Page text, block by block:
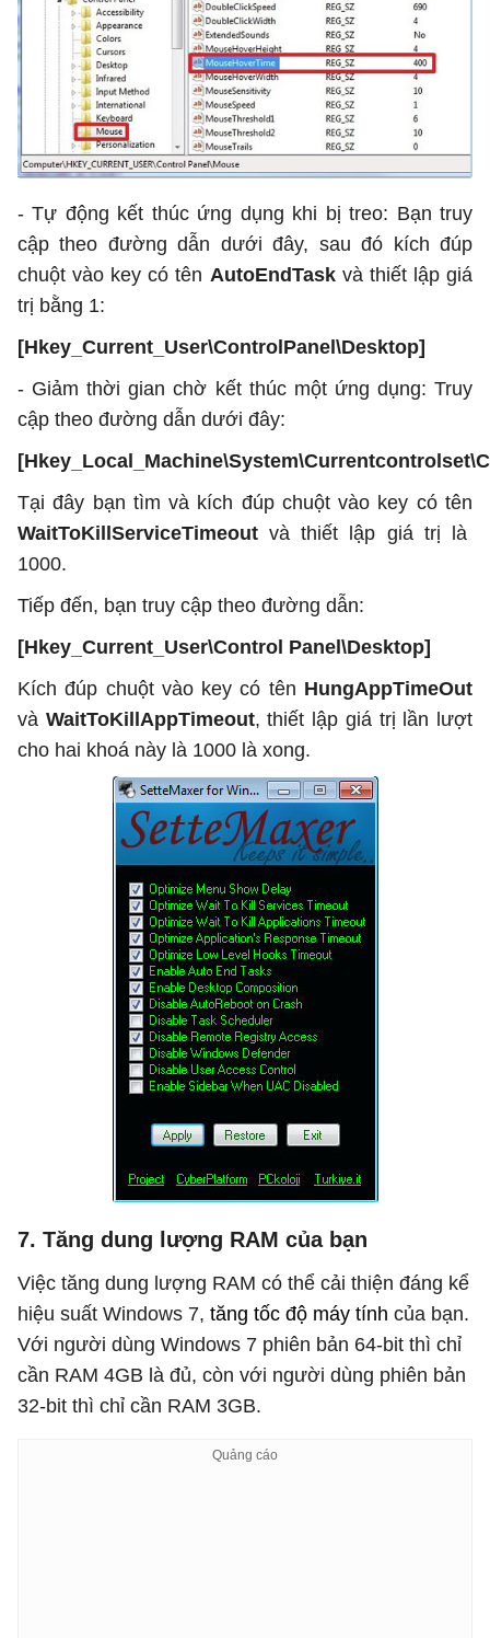
- Tự động kết thúc ứng dụng khi bị treo: Bạn truy
cập theo đường dẫn dưới đây, sau đó kích đúp
chuột vào key có tên AutoEndTaskvà thiết lập giá
trị bằng 1:
[Hkey_Current_User\ControlPanel\Desktop]
- Giảm thời gian chờ kết thúc một ứng dụng: Truy
cập theo đường dẫn dưới đây:
Tại đây bạn tìm và kích đúp chuột vào key có tên
WaitToKillServiceTimeout và thiết lập giá trị là
1000.
Tiếp đến, bạn truy cập theo đường dẫn:
[Hkey_Current_User\Control Panel\Desktop]
Kích đúp chuột vào key có tên HungAppTimeOut
và WaitToKillAppTimeout, thiết lập giá trị lần lượt
cho hai khoá này là 1000 là xong.
7. Tăng dung lượng RAM của bạn
Việc tăng dung lượng RAM có thể cải thiện đáng kể
hiệu suất Windows 7, tăng tốc độ máy tính của bạn.
Với người dùng Windows 7 phiên bản 64-bit thì chỉ
cần RAM 4GB là đủ, còn với người dùng phiên bản
32-bit thì chỉ cần RAM 3GB.